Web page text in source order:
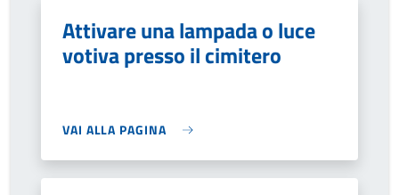
Attivare una lampada o luce
votiva presso il cimitero
VAI ALLA PAGINA